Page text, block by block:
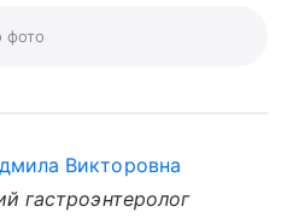
фото
Викторовна
гастроэнтеролог